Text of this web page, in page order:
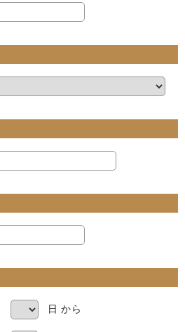
日 から